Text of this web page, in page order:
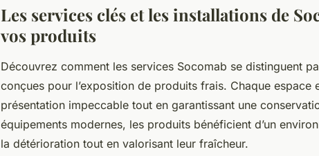
Les services clés et les installations de
vos produits
Découvrez comment les services Socomab se distinguent
conçues pour l’exposition de produits frais. Chaque espace
présentation impeccable tout en garantissant une
équipements modernes, les produits bénéficient d’un
la détérioration tout en valorisant leur fraîcheur.